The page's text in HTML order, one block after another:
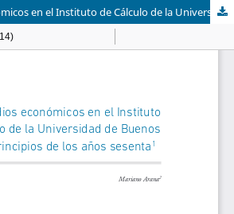
Los estudios económicos en el Instituto de Cálculo de la Universidad de Buenos Aires a principios de los años sesenta